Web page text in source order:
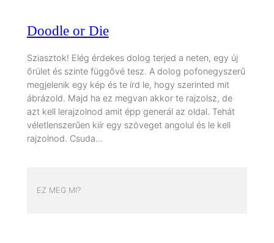
Doodle or Die
Sziasztok! Elég érdekes dolog terjed a neten, egy új
őrület és szinte függővé tesz. A dolog pofonegyszerű
megjelenik egy kép és te írd le, hogy szerinted mit
ábrázold. Majd ha ez megvan akkor te rajzolsz, de
azt kell lerajzolnod amit épp generál az oldal. Tehát
véletlenszerűen kiír egy szöveget angolul és le kell
rajzolnod. Csuda…
EZ MEG MI?